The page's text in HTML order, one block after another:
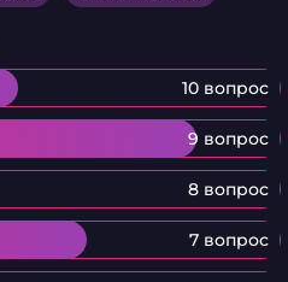
10 вопрос
9 вопрос
8 вопрос
7 вопрос